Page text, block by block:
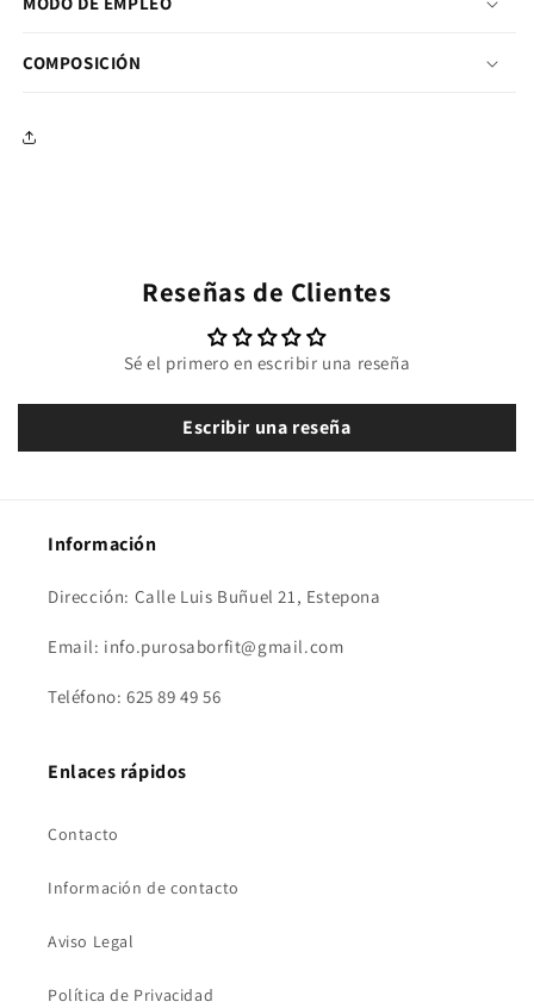
COMPOSICIÓN
Reseñas de Clientes
Sé el primero en escribir una reseña
Escribir una reseña
Información
Dirección: Calle Luis Buñuel 21, Estepona
Email: info.purosaborfit@gmail.com
Teléfono: 625 89 49 56
Enlaces rápidos
Contacto
Información de contacto
Aviso Legal
Política de Privacidad